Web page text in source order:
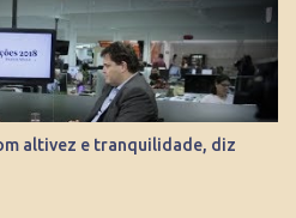
mais de 65 anos. Eles só terão
chegarem aos 70 anos. Se o
precisa tungar um benefício
65 e 70 anos, então é melhor
– O ministro Paulo
e conseguiu apresentá-lo de
podou privilégios. Essas virtudes
altivez e tranquilidade, diz